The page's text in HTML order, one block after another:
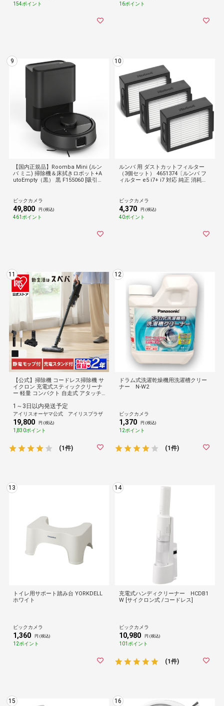
154ポイント 16ポイント
9
【国内正規品】Roomba Mini (ルン
バ ミニ) 掃除機＆床拭きロボット+A
utoEmpty（黒） 黒 F155060 [吸引＋
ビックカメラ
49,800 円 (税込)
461ポイント
10
ルンバ 用 ダストカットフィルター
（3個セット） 4651374〔ルンバ フ
ィルター e5 i7+ i7 対応 純正 消耗
ビックカメラ
4,370 円 (税込)
40ポイント
11
【公式】掃除機 コードレス掃除機 サ
イクロン 充電式スティッククリーナ
ー 軽量 コンパクト 自走式 アタッチ
イリスオーヤマ SCD-185PM 安心延
長保証対象
1～3日以内発送予定
アイリスオーヤマ公式 アイリスプラザ
19,800 円 (税込)
1,830ポイント
(1件)
12
ドラム式洗濯乾燥機用洗濯槽クリー
ナー N-W2
ビックカメラ
1,370 円 (税込)
12ポイント
(1件)
13
トイレ用サポート踏み台 YORKDELL
ホワイト
ビックカメラ
1,360 円 (税込)
12ポイント
14
充電式ハンディクリーナー HCDB1
W [サイクロン式 /コードレス]
ビックカメラ
10,980 円 (税込)
101ポイント
(1件)
15 16